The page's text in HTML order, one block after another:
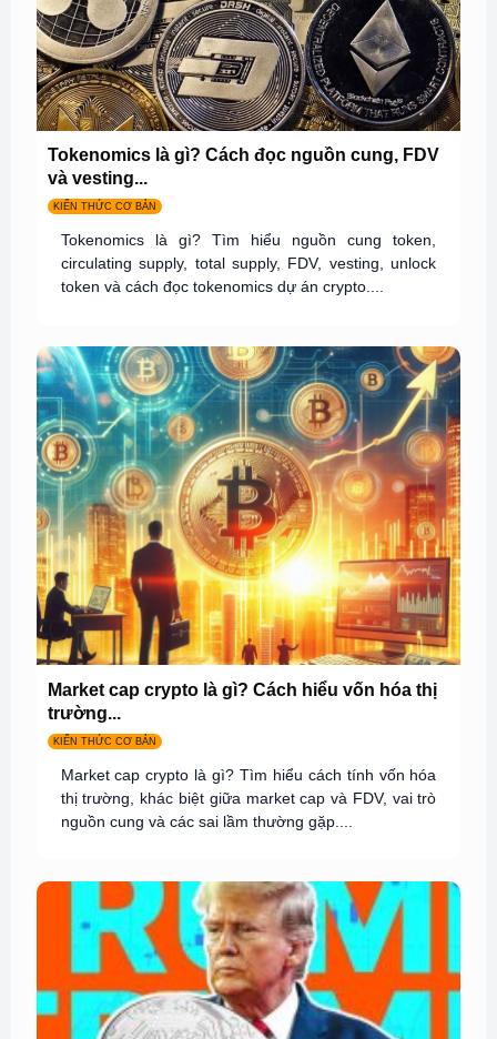
Tokenomics là gì? Cách đọc nguồn cung, FDV
và vesting...
KIẾN THỨC CƠ BẢN
Tokenomics là gì? Tìm hiểu nguồn cung token,
circulating supply, total supply, FDV, vesting, unlock
token và cách đọc tokenomics dự án crypto....
Market cap crypto là gì? Cách hiểu vốn hóa thị
trường...
KIẾN THỨC CƠ BẢN
Market cap crypto là gì? Tìm hiểu cách tính vốn hóa
thị trường, khác biệt giữa market cap và FDV, vai trò
nguồn cung và các sai lầm thường gặp....